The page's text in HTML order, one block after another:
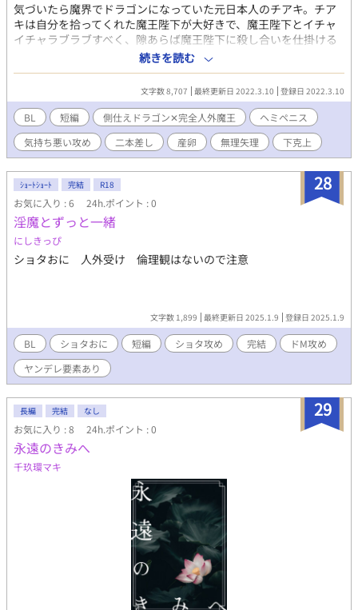
気づいたら魔界でドラゴンになっていた元日本人のチアキ。チア
キは自分を拾ってくれた魔王陛下が大好きで、魔王陛下とイチャ
イチャラブラブすべく、隙あらば魔王陛下に殺し合いを仕掛ける
日々を送っていた。 ある日、チアキは思いついた。正当法で勝て
ないのならば、搦手で勝てばいいんじゃね？と。 これはなんかヤ
バくて気持ちが悪い愛のほのぼの無理矢理ラブストーリーであ
る。 色々ヤバい側仕えドラゴン✕完全人外魔王陛下。 ※完全人外
受けです。攻めがなんか気持ち悪いです。無理矢理、ヘミペニ
ス、イソギンチャクアナル、二本差しというキーワードに嫌な予
感を感じたら全力で逃げてください。はっちゃけた結果、なんか
微妙にヤベェ感じになりましたが、私は楽しかったです！！ ※ム
ーンライトノベルズさんでも公開しております。
続きを読む
文字数 8,707 最終更新日 2022.3.10 登録日 2022.3.10
BL 短編 側仕えドラゴン✕完全人外魔王
ヘミペニス
気持ち悪い攻め
二本差し 産卵 無理矢理 下克上
28
ｼｮｰﾄｼｮｰﾄ 完結 R18
お気に入り : 6 24h.ポイント : 0
淫魔とずっと一緒
にしきっぴ
ショタおに 人外受け 倫理観はないので注意
文字数 1,899 最終更新日 2025.1.9 登録日 2025.1.9
BL ショタおに 短編 ショタ攻め 完結
ドM攻め
ヤンデレ要素あり
29
長編 完結 なし
お気に入り : 8 24h.ポイント : 0
永遠のきみへ
千玖環マキ